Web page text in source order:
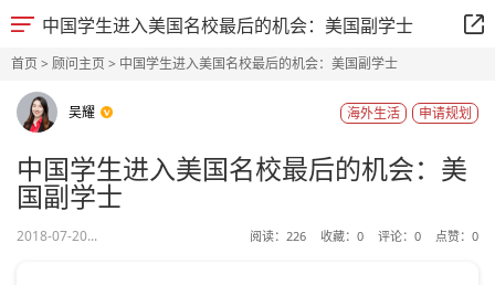
中国学生进入美国名校最后的机会：美国副学士
首页> 顾问主页> 中国学生进入美国名校最后的机会：美国副学士
吴耀 申请规划
海外生活
中国学生进入美国名校最后的机会：美
国副学士
2018-07-20... 阅读： 226 收藏： 0 评论： 0 点赞： 0